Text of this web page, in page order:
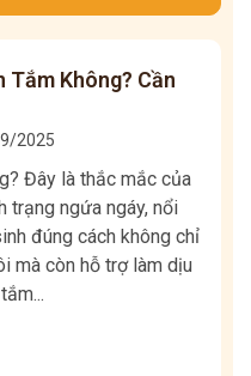
Tắm Không? Cần
2025
Đây là thắc mắc của
trạng ngứa ngáy, nổi
đúng cách không chỉ
mà còn hỗ trợ làm dịu